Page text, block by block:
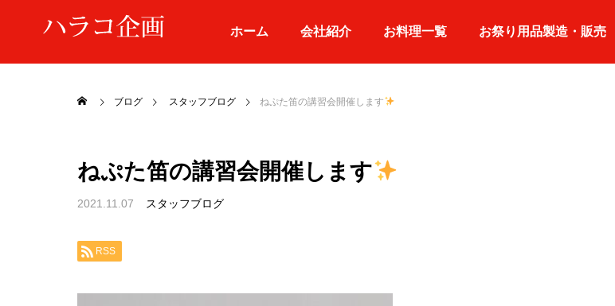
ホーム 会社紹介 お料理一覧 お祭り用品製造・販売
メインお料理
ブログ スタッフブログ ねぷた笛の講習会開催します
ねぷた笛の講習会開催します
2021.11.07 スタッフブログ
RSS